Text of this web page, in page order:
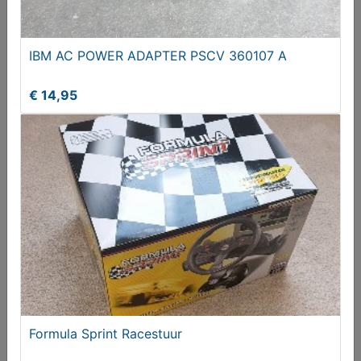
HP Toner zwart HP LaserJet 5L 6L 3100 3150
Canon L350 L360
€ 25,00
IBM AC POWER ADAPTER PSCV 360107 A
€ 14,95
Formula Sprint Racestuur